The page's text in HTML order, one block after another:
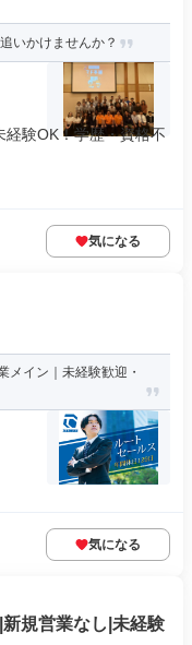
いかけませんか？
験OK！学歴・資格不
気になる
メイン｜未経験歓迎・
気になる
規営業なし|未経験